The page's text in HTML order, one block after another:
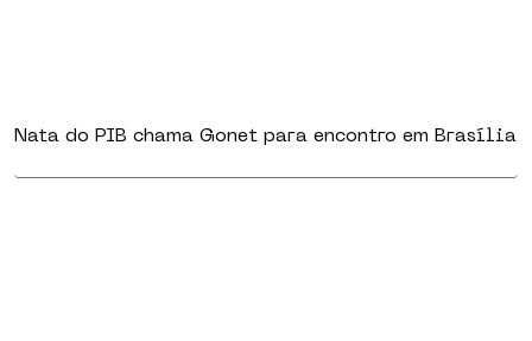
Nata do PIB chama Gonet para encontro em Brasília